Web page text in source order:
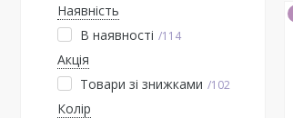
Наявність
В наявності
114
Акція
Товари зі знижками
102
Колір